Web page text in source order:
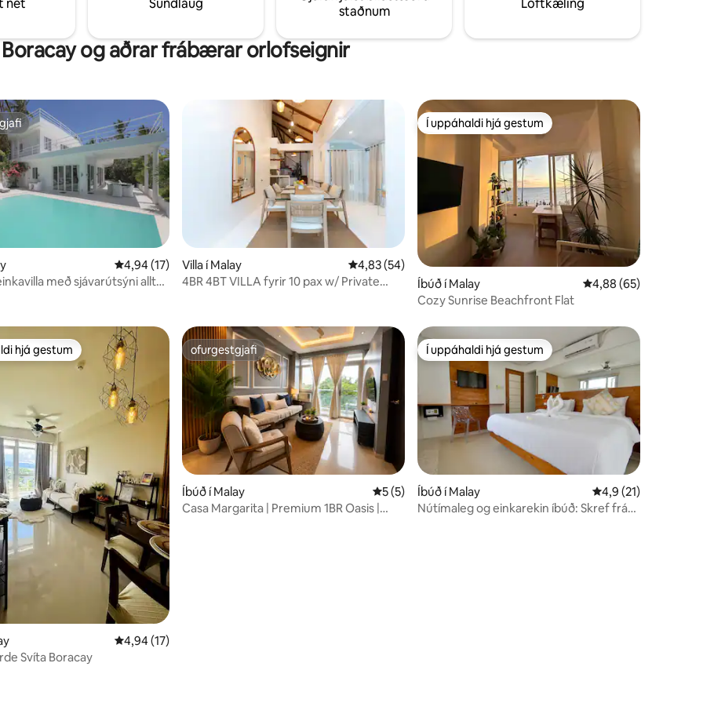
af hjartans máli.
net Sundlaug
staðnum
Loftkæling
Boracay og aðrar frábærar orlofseignir
45 umsagnir
4,94 af 5 í meðaleinkunn, 17 umsagnir
4,94 (17)
með sjávarútsýni allt
Villa í Malay 4,83 af 5 í meðaleinkunn, 54 umsagnir
4,83 (54)
4BR 4BT VILLA fyrir 10 pax w/ Private
Í uppáhaldi hjá gestum
Í uppáhaldi hjá gestum
Íbúð í Malay 4,88 af 5 í
4,88 (65)
Cozy Sunrise Beachfront Flat
25 umsagnir
hjá gestum
hjá gestum
4,94 af 5 í meðaleinkunn, 17 umsagnir
4,94 (17)
Svíta Boracay
ofurgestgjafi
ofurgestgjafi
Íbúð í Malay 5 af 5 í meðaleinkunn, 5 umsagnir
5 (5)
Casa Margarita | Premium 1BR Oasis |
Í uppáhaldi hjá gestum
Í uppáhaldi hjá gestum
Íbúð í Malay 4,9 af 5 í
4,9 (21)
Nútímaleg og einkarekin íbúð: Skref frá